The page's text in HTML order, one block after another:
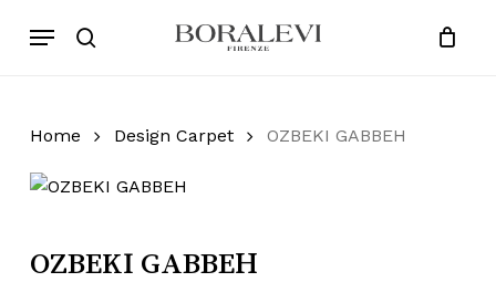
Products
search
Menu
Cart Close
Home Design Carpet OZBEKI GABBEH
OZBEKI GABBEH